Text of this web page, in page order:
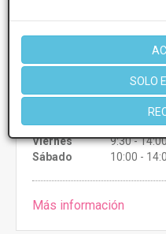
SOLO
CONSULTAR/CITA/
Martes
10:00 -
9:00 -
Jueves
10:00 -
Viernes
9:30 -
Sábado
10:00 -
Más información